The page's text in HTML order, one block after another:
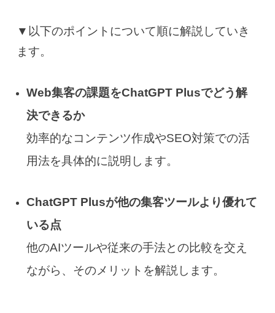
▼以下のポイントについて順に解説していき
ます。
Web集客の課題をChatGPT Plusでどう解
決できるか
効率的なコンテンツ作成やSEO対策での活
用法を具体的に説明します。
ChatGPT Plusが他の集客ツールより優れて
いる点
他のAIツールや従来の手法との比較を交え
ながら、そのメリットを解説します。